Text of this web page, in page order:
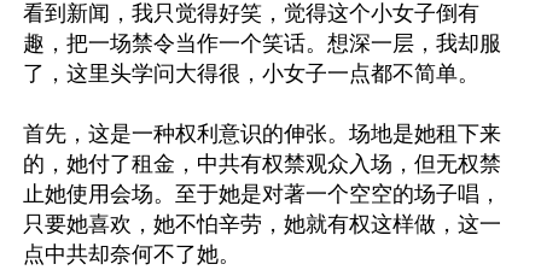
看到新闻，我只觉得好笑，觉得这个小女子倒有
趣，把一场禁令当作一个笑话。想深一层，我却服
了，这里头学问大得很，小女子一点都不简单。
首先，这是一种权利意识的伸张。场地是她租下来
的，她付了租金，中共有权禁观众入场，但无权禁
止她使用会场。至于她是对著一个空空的场子唱，
只要她喜欢，她不怕辛劳，她就有权这样做，这一
点中共却奈何不了她。